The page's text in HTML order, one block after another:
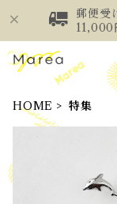
郵便受
11,000
HOME 特集